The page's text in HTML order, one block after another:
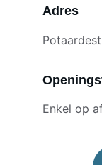
Adres
Enkel op